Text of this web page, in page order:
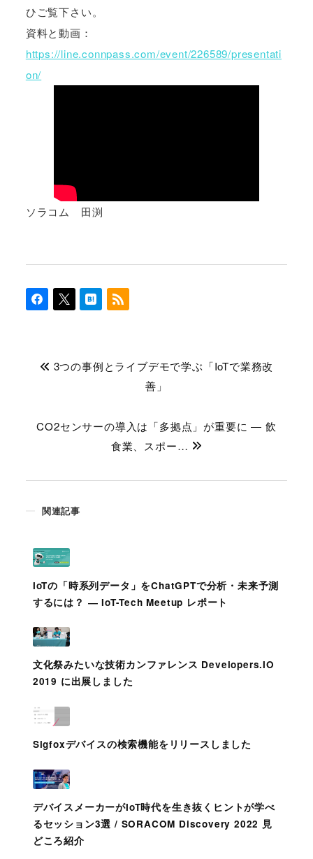
ひご覧下さい。
資料と動画：
https://line.connpass.com/event/226589/presentati
on/
ソラコム 田渕
関連記事
IoTの「時系列データ」をChatGPTで分析・未来予測
するには？ ― IoT-Tech Meetup レポート
文化祭みたいな技術カンファレンス Developers.IO
2019 に出展しました
Sigfoxデバイスの検索機能をリリースしました
デバイスメーカーがIoT時代を生き抜くヒントが学べ
るセッション3選 / SORACOM Discovery 2022 見
どころ紹介
3つの事例とライブデモで学ぶ「IoTで業務改
善」
CO2センサーの導入は「多拠点」が重要に ― 飲
食業、スポー…